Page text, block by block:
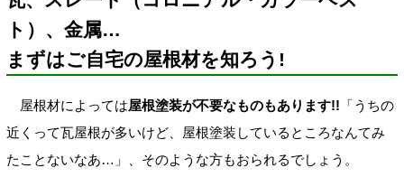
ト）、金属…
まずはご自宅の屋根材を知ろう!
屋根材によっては屋根塗装が不要なものもあります!! 「うちの
近くって瓦屋根が多いけど、屋根塗装しているところなんてみ
たことないなあ…」、そのような方もおられるでしょう。